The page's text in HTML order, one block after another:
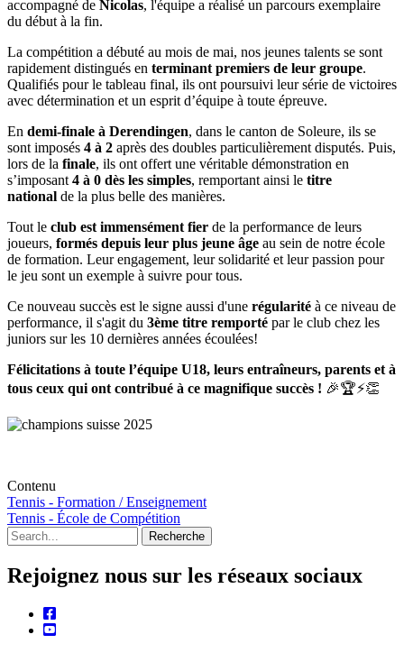
accompagné de Nicolas, l'équipe a réalisé un parcours exemplaire
du début à la fin.
La compétition a débuté au mois de mai, nos jeunes talents se sont
rapidement distingués en terminant premiers de leur groupe.
Qualifiés pour le tableau final, ils ont poursuivi leur série de victoires
avec détermination et un esprit d’équipe à toute épreuve.
En demi-finale à Derendingen, dans le canton de Soleure, ils se
sont imposés 4 à 2 après des doubles particulièrement disputés. Puis,
lors de la finale, ils ont offert une véritable démonstration en
s’imposant 4 à 0 dès les simples, remportant ainsi le titre
national de la plus belle des manières.
Tout le club est immensément fier de la performance de leurs
joueurs, formés depuis leur plus jeune âge au sein de notre école
de formation. Leur engagement, leur solidarité et leur passion pour
le jeu sont un exemple à suivre pour tous.
Ce nouveau succès est le signe aussi d'une régularité à ce niveau de
performance, il s'agit du 3ème titre remporté par le club chez les
juniors sur les 10 dernières années écoulées!
Félicitations à toute l’équipe U18, leurs entraîneurs, parents et à
tous ceux qui ont contribué à ce magnifique succès ! 🎉🏆⚡️👏
Contenu
Tennis - Formation / Enseignement
Tennis - École de Compétition
Recherche
Rejoignez nous sur les réseaux sociaux
facebook
youtube